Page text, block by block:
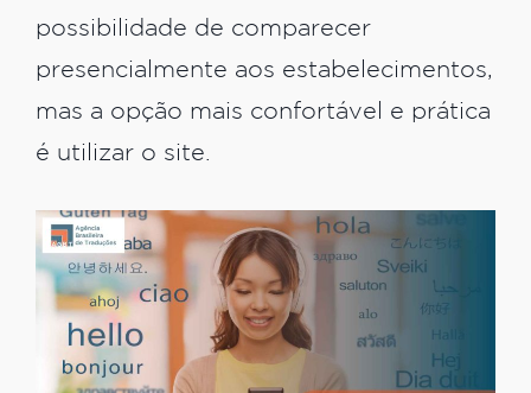
possibilidade de comparecer
presencialmente aos estabelecimentos,
mas a opção mais confortável e prática
é utilizar o site.